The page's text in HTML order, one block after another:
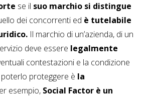
se il suo marchio si distingue
dei concorrenti ed è tutelabile
Il marchio di un’azienda, di un
deve essere legalmente
contestazioni e la condizione
proteggere è la
esempio, Social Factor è un